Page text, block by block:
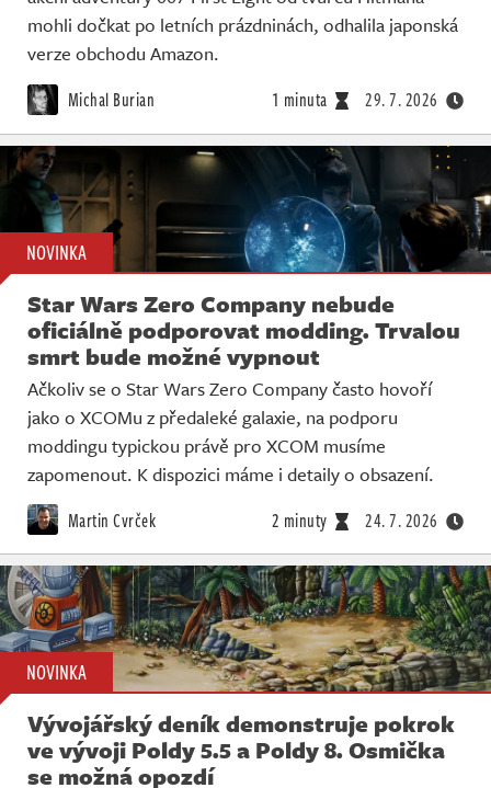
mohli dočkat po letních prázdninách, odhalila japonská
verze obchodu Amazon.
Michal Burian 1 minuta 29. 7. 2026
NOVINKA
Star Wars Zero Company nebude
oficiálně podporovat modding. Trvalou
smrt bude možné vypnout
Ačkoliv se o Star Wars Zero Company často hovoří
jako o XCOMu z předaleké galaxie, na podporu
moddingu typickou právě pro XCOM musíme
zapomenout. K dispozici máme i detaily o obsazení.
Martin Cvrček 2 minuty 24. 7. 2026
NOVINKA
Vývojářský deník demonstruje pokrok
ve vývoji Poldy 5.5 a Poldy 8. Osmička
se možná opozdí